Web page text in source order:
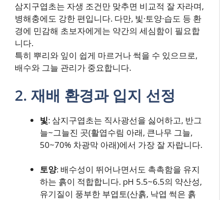
삼지구엽초는 자생 조건만 맞추면 비교적 잘 자라며,
병해충에도 강한 편입니다. 다만, 빛·토양·습도 등 환
경에 민감해 초보자에게는 약간의 세심함이 필요합
니다.
특히 뿌리와 잎이 쉽게 마르거나 썩을 수 있으므로,
배수와 그늘 관리가 중요합니다.
2. 재배 환경과 입지 선정
빛: 삼지구엽초는 직사광선을 싫어하고, 반그
늘~그늘진 곳(활엽수림 아래, 큰나무 그늘,
50~70% 차광막 아래)에서 가장 잘 자랍니다.
토양: 배수성이 뛰어나면서도 촉촉함을 유지
하는 흙이 적합합니다. pH 5.5~6.5의 약산성,
유기질이 풍부한 부엽토(산흙, 낙엽 썩은 흙